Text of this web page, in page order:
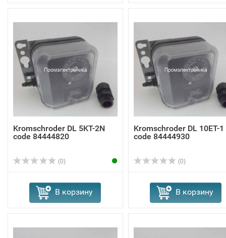
Kromschroder DL 5KT-2N
code 84444820
(0)
В корзину
Kromschroder DL 10ET-1
code 84444930
(0)
В корзину